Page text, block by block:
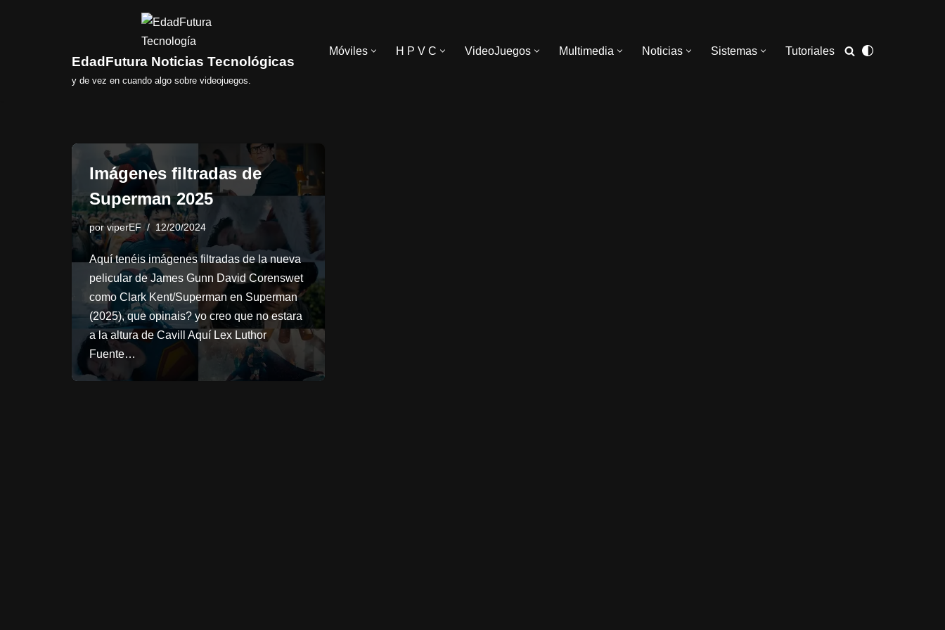
EdadFutura Noticias Tecnológicas
y de vez en cuando algo sobre videojuegos.
Móviles H P V C VideoJuegos Multimedia Noticias Sistemas Tutoriales
Imágenes filtradas de
Superman 2025
porviperEF 12/20/2024
Aquí tenéis imágenes filtradas de la nueva
pelicular de James Gunn David Corenswet
como Clark Kent/Superman en Superman
(2025), que opinais? yo creo que no estara
a la altura de Cavill Aquí Lex Luthor
Fuente…